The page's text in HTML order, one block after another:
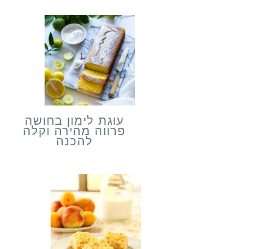
עוגת לימון בחושה
פרווה מהירה וקלה
להכנה